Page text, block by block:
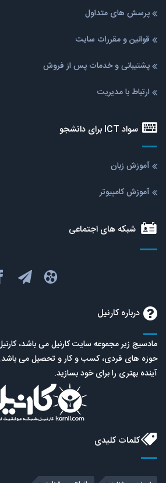
پرسش های متداول
قوانین و مقررات سایت
پشتیبانی و خدمات پس از فروش
ارتباط با مدیریت
سواد ICT برای دانشجو
آموزش زبان
آموزش کامپیوتر
شبکه های اجتماعی
درباره کارنیل
مادسیج زیر مجموعه سایت کارنیل می باشد،
حوزه های فردی، کسب و کار و تحصیل می باشد.
آینده بهتری را برای خود بسازید.
کلمات کلیدی